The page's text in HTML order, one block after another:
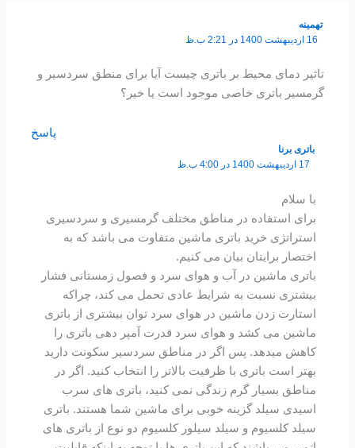
تهمینه
16 اردیبهشت 1400 در 2:21 ب.ظ
تاثیر دمای محیط بر باتری چیست آیا برای منطق سردسیر و
گرمسیر باتری خاصی موجود است یا خیر؟
پاسخ
باتری برنا
17 اردیبهشت 1400 در 4:00 ب.ظ
با سلام
برای استفاده در مناطق مختلف گرمسیری و سردسیری
استراتژی خرید باتری ماشین متفاوت می باشد که به
اختصار برایتان بیان می کنیم.
باتری ماشین در آب و هوای سرد و فصول زمستانی فشار
بیشتری نسبت به شرایط عادی تحمل می کند، چراکه
استارت زدن ماشین در هوای سرد توان بیشتری از باتری
ماشین می کشد و هوای سرد قدرت آمپر دهی باتری را
کاهش میدهد. پس اگر در مناطق سردسیر سکونت دارید
بهتر است باتری با ظرفیت بالاتر را انتخاب کنید. اگر در
مناطق بسیار گرم زندگی نمی کنید، باتری های سرب
اسیدی سیلد گزینه خوبی برای ماشین شما هستند. باتری
سیلد کلسیوم و سیلد سیلور کلسیوم دو نوع از باتری های